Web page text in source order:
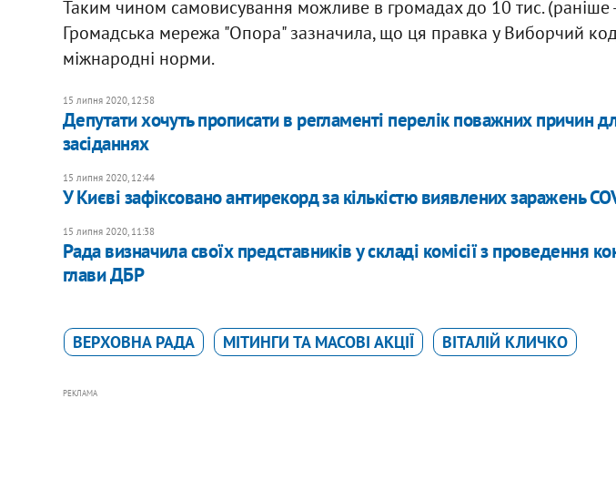
Таким чином самовисування можливе в громадах до 10 тис. (раніше
Громадська мережа "Опора" зазначила, що ця правка у Виборчий
міжнародні норми.
15 липня 2020, 12:58
​Депутати хочуть прописати в регламенті перелік поважних причин
засіданнях
15 липня 2020, 12:44
У Києві зафіксовано антирекорд за кількістю виявлених заражень
15 липня 2020, 11:38
Рада визначила своїх представників у складі комісії з проведення
глави ДБР
ВЕРХОВНА РАДА МІТИНГИ ТА МАСОВІ АКЦІЇ ВІТАЛІЙ КЛИЧКО
РЕКЛАМА